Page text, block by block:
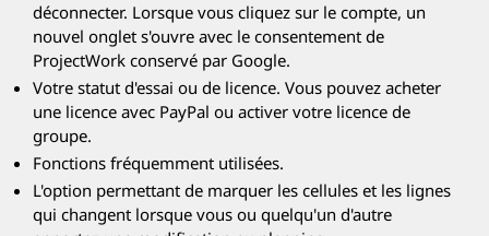
déconnecter. Lorsque vous cliquez sur le compte, un
nouvel onglet s'ouvre avec le consentement de
ProjectWork conservé par Google.
Votre statut d'essai ou de licence. Vous pouvez acheter
une licence avec PayPal ou activer votre licence de
groupe.
Fonctions fréquemment utilisées.
L'option permettant de marquer les cellules et les lignes
qui changent lorsque vous ou quelqu'un d'autre